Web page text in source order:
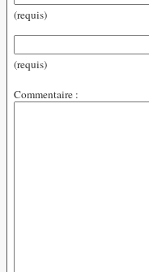
(requis)
(requis)
Commentaire :